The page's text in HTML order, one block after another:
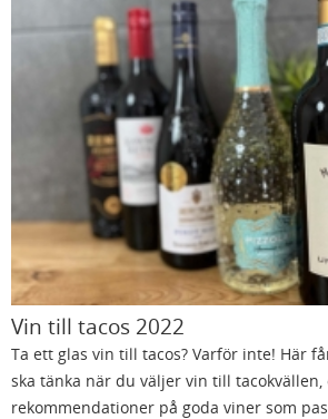
Vin till tacos 2022
Ta ett glas vin till tacos? Varför inte! Här
ska tänka när du väljer vin till tacokvällen,
rekommendationer på goda viner som